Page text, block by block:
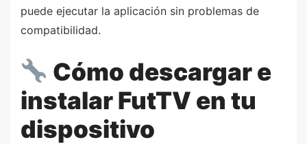
puede ejecutar la aplicación sin problemas de
compatibilidad.
Cómo descargar e
instalar FutTV en tu
dispositivo